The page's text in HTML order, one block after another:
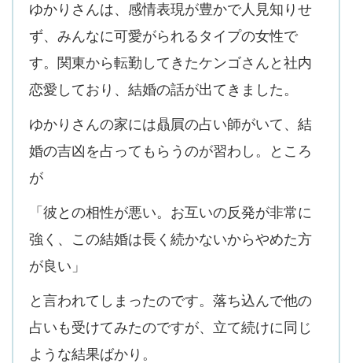
ゆかりさんは、感情表現が豊かで人見知りせ
ず、みんなに可愛がられるタイプの女性で
す。関東から転勤してきたケンゴさんと社内
恋愛しており、結婚の話が出てきました。
ゆかりさんの家には贔屓の占い師がいて、結
婚の吉凶を占ってもらうのが習わし。ところ
が
「彼との相性が悪い。お互いの反発が非常に
強く、この結婚は長く続かないからやめた方
が良い」
と言われてしまったのです。落ち込んで他の
占いも受けてみたのですが、立て続けに同じ
ような結果ばかり。